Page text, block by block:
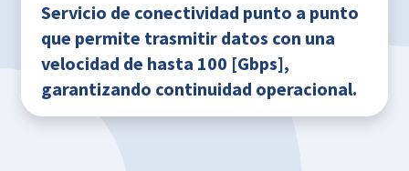
Servicio de conectividad punto a punto
que permite trasmitir datos con una
velocidad de hasta 100 [Gbps],
garantizando continuidad operacional.